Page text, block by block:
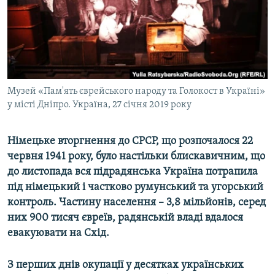
ВІДЕОУРОКИ «ELIFBE»
СВІДЧЕННЯ ОКУПАЦІЇ
УКРАЇНСЬКА ПРОБЛЕМА КРИМУ
ІНФОГРАФІКА
Русский
Qırımtatar
ДОЛУЧАЙСЯ!
Музей «Пам'ять єврейського народу та Голокост в Україні»
у місті Дніпро. Україна, 27 січня 2019 року
Німецьке вторгнення до СРСР, що розпочалося 22
червня 1941 року, було настільки блискавичним, що
до листопада вся підрадянська Україна потрапила
під німецький і частково румунський та угорський
контроль. Частину населення – 3,8 мільйонів, серед
них 900 тисяч євреїв, радянській владі вдалося
евакуювати на Схід.
З перших днів окупації у десятках українських